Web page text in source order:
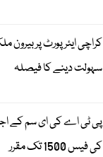
کراچی ایئرپورٹ پر بیرون
سہولت دینے کا فیصلہ
پی ٹی اے کی ای سم کے
کی فیس 1500 تک مقرر